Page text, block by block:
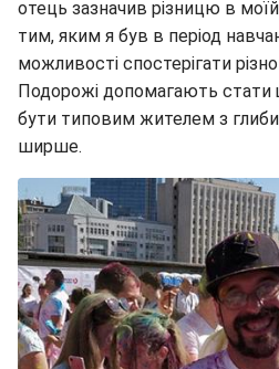
отець зазначив різницю в моїй
тим, яким я був в період
можливості спостерігати
Подорожі допомагають стати
бути типовим жителем з
ширше.